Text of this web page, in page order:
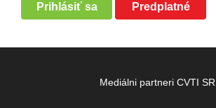
Prihlásiť sa Predplatné
Mediálni partneri CVTI SR